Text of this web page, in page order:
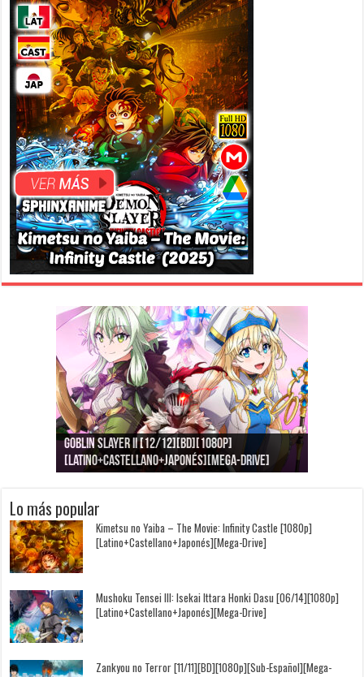
Goblin Slayer II [12/12][BD][1080p]
[Latino+Castellano+Japonés][Mega-Drive]
Jujutsu Kaisen: Kaigyoku/Gyokusetsu [1080p]
[Latino+Japonés][Mega-Drive]
Kimi to, Nami ni Noretara [BD][1080p]
[Latino+Castellano+Japonés][Mega-Drive]
Nukitashi the Animation [11/11+OVAS][BD]
[1080p][Sub-Español][Mega-Drive]
Kimi wa Houkago Insomnia [13/13][BD][1080p]
[Castellano+English+Japonés][Mega-Drive]
Getsuyoubi no Tawawa [12/12+Especiales][BD]
[1080p][Sub-Español][Mega-Drive]
Lo más popular
Kimetsu no Yaiba – The Movie: Infinity Castle [1080p]
[Latino+Castellano+Japonés][Mega-Drive]
Mushoku Tensei III: Isekai Ittara Honki Dasu [06/14][1080p]
[Latino+Castellano+Japonés][Mega-Drive]
Zankyou no Terror [11/11][BD][1080p][Sub-Español][Mega-